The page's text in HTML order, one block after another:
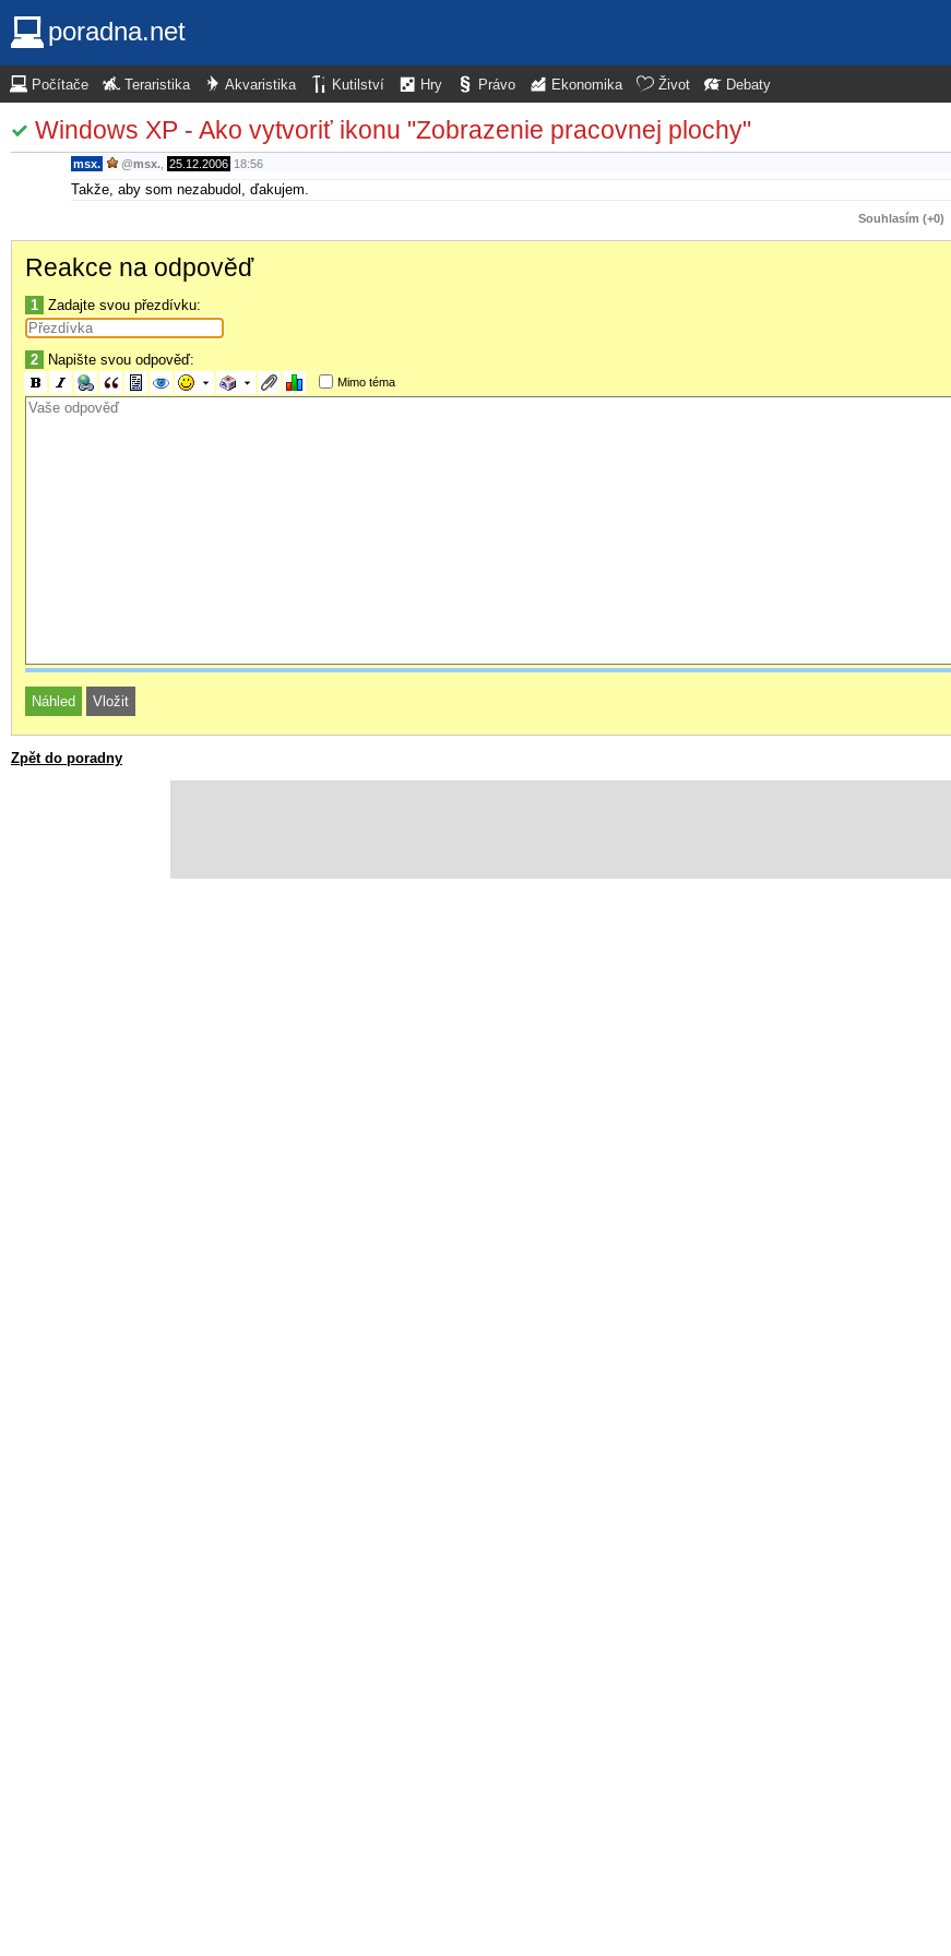
poradna.net
Počítače Teraristika Akvaristika Kutilství Hry Právo Ekonomika Život Debaty
Windows XP - Ako vytvoriť ikonu "Zobrazenie pracovnej plochy"
msx. @msx. 25.12.2006 18:56
Takže, aby som nezabudol, ďakujem.
Souhlasím (+0)
Reakce na odpověď
1 Zadajte svou přezdívku:
2 Napište svou odpověď:
Mimo téma
Zpět do poradny